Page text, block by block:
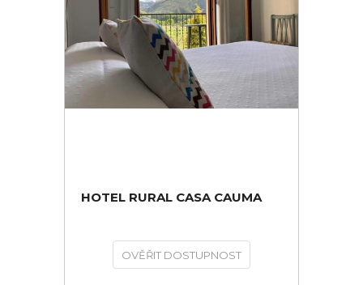
HOTEL RURAL CASA CAUMA
OVĚŘIT DOSTUPNOST